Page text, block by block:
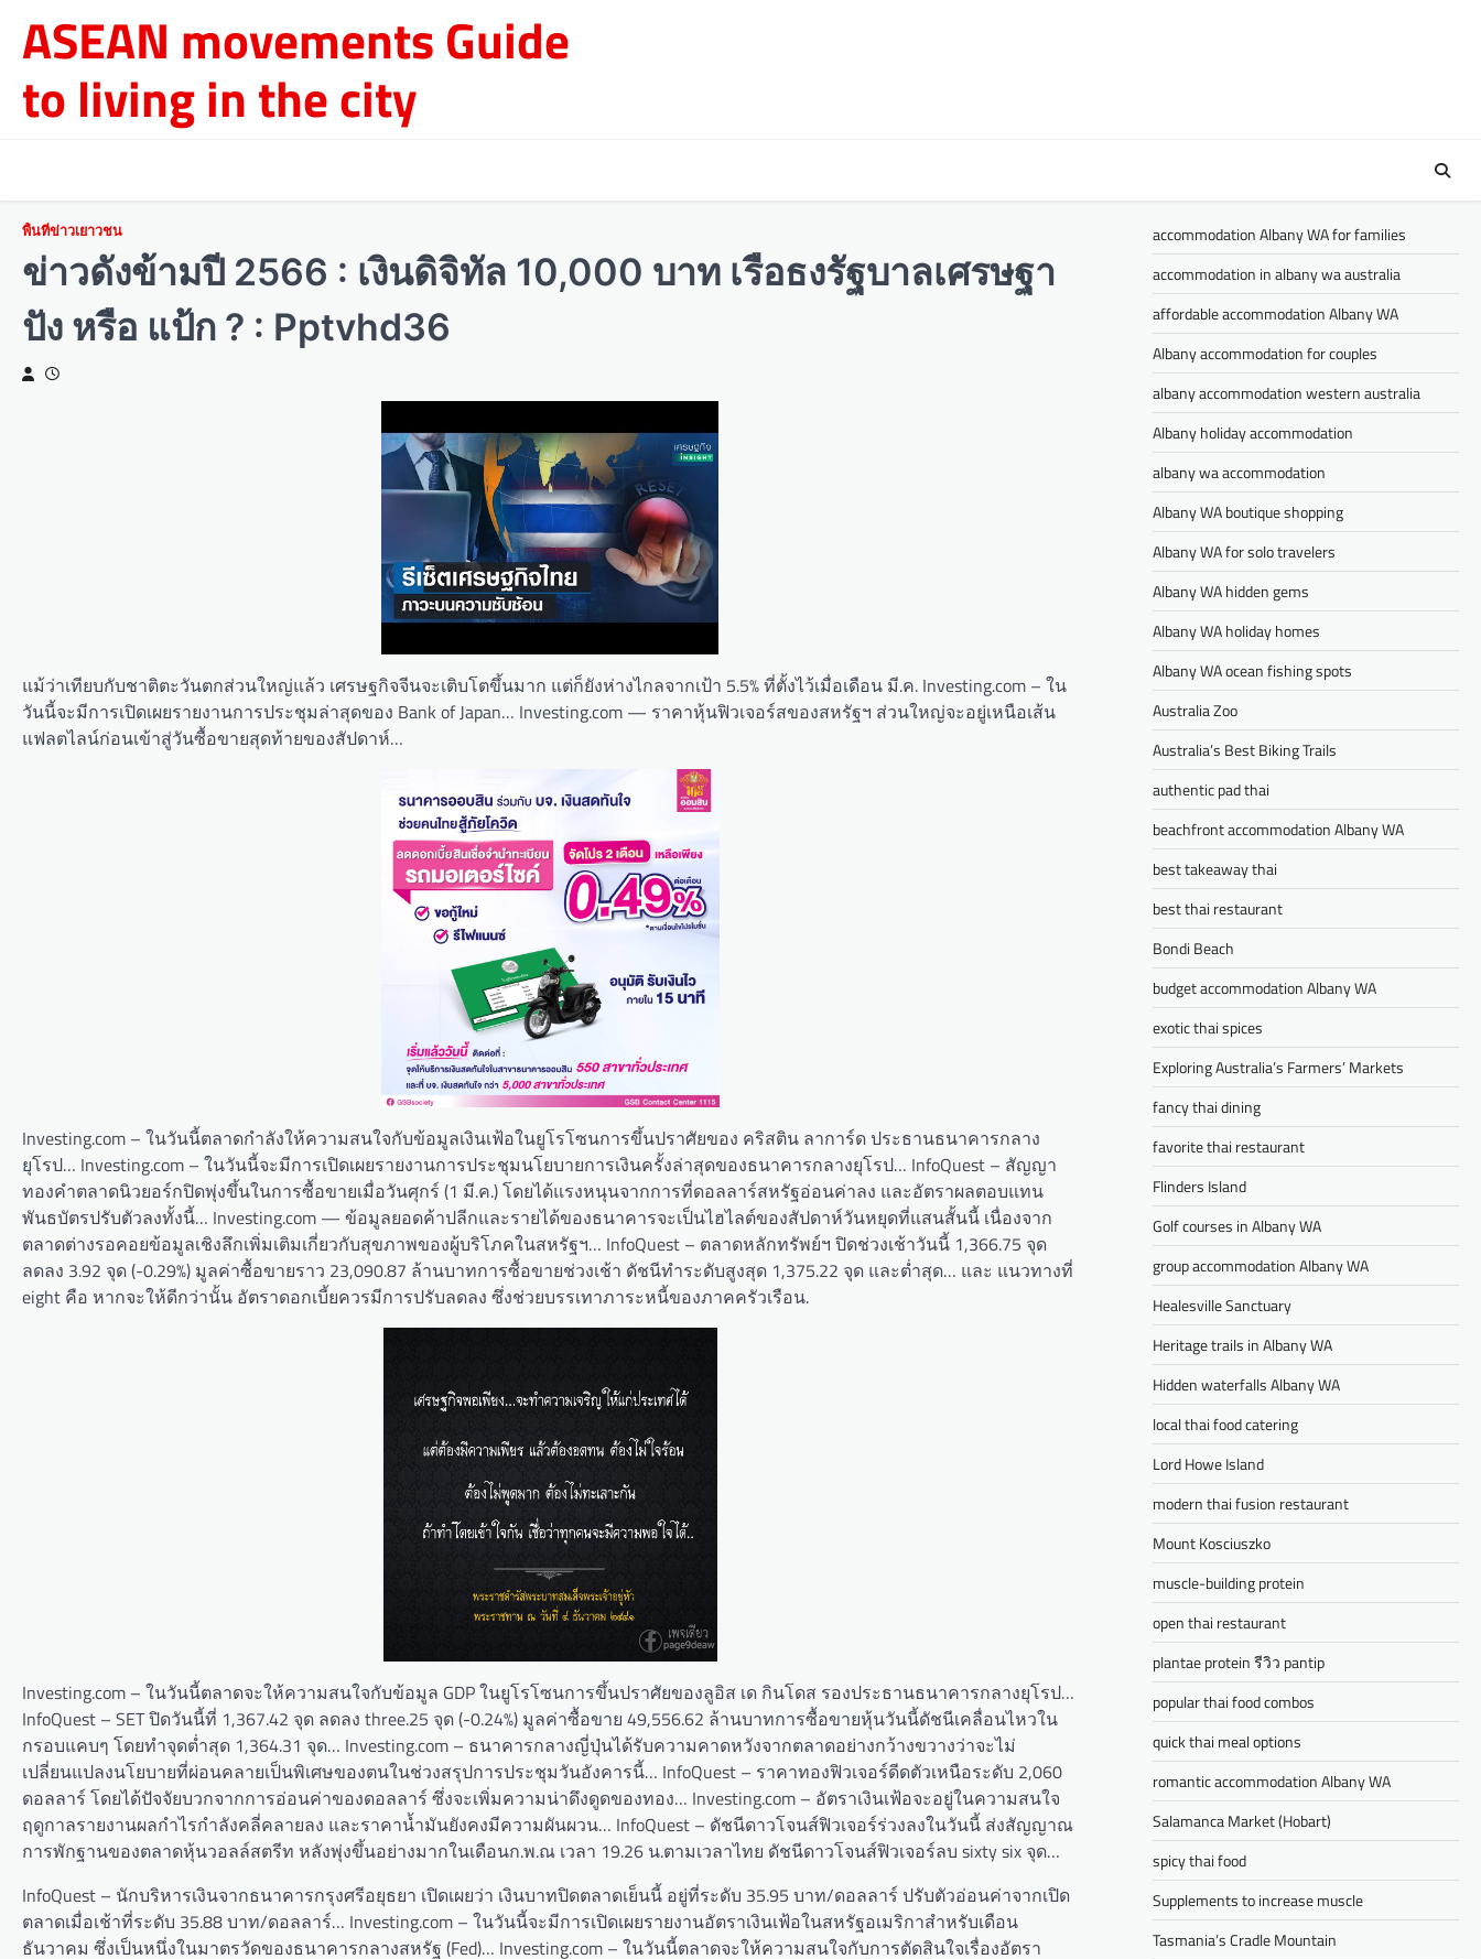
content
ASEAN movements Guide
to living in the city
พื้นที่ข่าวเยาวชน
ข่าวดังข้ามปี 2566 : เงินดิจิทัล 10,000 บาท เรือธงรัฐบาลเศรษฐา
ปัง หรือ แป้ก ? : Pptvhd36
แม้ว่าเทียบกับชาติตะวันตกส่วนใหญ่แล้ว เศรษฐกิจจีนจะเติบโตขึ้นมาก แต่ก็ยังห่างไกลจากเป้า 5.5% ที่ตั้งไว้เมื่อเดือน มี.ค. Investing.com – ใน
วันนี้จะมีการเปิดเผยรายงานการประชุมล่าสุดของ Bank of Japan… Investing.com — ราคาหุ้นฟิวเจอร์สของสหรัฐฯ ส่วนใหญ่จะอยู่เหนือเส้น
แฟลตไลน์ก่อนเข้าสู่วันซื้อขายสุดท้ายของสัปดาห์…
Investing.com – ในวันนี้ตลาดกำลังให้ความสนใจกับข้อมูลเงินเฟ้อในยูโรโซนการขึ้นปราศัยของ คริสติน ลาการ์ด ประธานธนาคารกลาง
ยุโรป… Investing.com – ในวันนี้จะมีการเปิดเผยรายงานการประชุมนโยบายการเงินครั้งล่าสุดของธนาคารกลางยุโรป… InfoQuest – สัญญา
ทองคำตลาดนิวยอร์กปิดพุ่งขึ้นในการซื้อขายเมื่อวันศุกร์ (1 มี.ค.) โดยได้แรงหนุนจากการที่ดอลลาร์สหรัฐอ่อนค่าลง และอัตราผลตอบแทน
พันธบัตรปรับตัวลงทั้งนี้… Investing.com — ข้อมูลยอดค้าปลีกและรายได้ของธนาคารจะเป็นไฮไลต์ของสัปดาห์วันหยุดที่แสนสั้นนี้ เนื่องจาก
ตลาดต่างรอคอยข้อมูลเชิงลึกเพิ่มเติมเกี่ยวกับสุขภาพของผู้บริโภคในสหรัฐฯ… InfoQuest – ตลาดหลักทรัพย์ฯ ปิดช่วงเช้าวันนี้ 1,366.75 จุด
ลดลง 3.92 จุด (-0.29%) มูลค่าซื้อขายราว 23,090.87 ล้านบาทการซื้อขายช่วงเช้า ดัชนีทำระดับสูงสุด 1,375.22 จุด และต่ำสุด… และ แนวทางที่
eight คือ หากจะให้ดีกว่านั้น อัตราดอกเบี้ยควรมีการปรับลดลง ซึ่งช่วยบรรเทาภาระหนี้ของภาคครัวเรือน.
Investing.com – ในวันนี้ตลาดจะให้ความสนใจกับข้อมูล GDP ในยูโรโซนการขึ้นปราศัยของลูอิส เด กินโดส รองประธานธนาคารกลางยุโรป…
InfoQuest – SET ปิดวันนี้ที่ 1,367.42 จุด ลดลง three.25 จุด (-0.24%) มูลค่าซื้อขาย 49,556.62 ล้านบาทการซื้อขายหุ้นวันนี้ดัชนีเคลื่อนไหวใน
กรอบแคบๆ โดยทำจุดต่ำสุด 1,364.31 จุด… Investing.com – ธนาคารกลางญี่ปุ่นได้รับความคาดหวังจากตลาดอย่างกว้างขวางว่าจะไม่
เปลี่ยนแปลงนโยบายที่ผ่อนคลายเป็นพิเศษของตนในช่วงสรุปการประชุมวันอังคารนี้… InfoQuest – ราคาทองฟิวเจอร์ดีดตัวเหนือระดับ 2,060
ดอลลาร์ โดยได้ปัจจัยบวกจากการอ่อนค่าของดอลลาร์ ซึ่งจะเพิ่มความน่าดึงดูดของทอง… Investing.com – อัตราเงินเฟ้อจะอยู่ในความสนใจ
ฤดูกาลรายงานผลกำไรกำลังคลี่คลายลง และราคาน้ำมันยังคงมีความผันผวน… InfoQuest – ดัชนีดาวโจนส์ฟิวเจอร์ร่วงลงในวันนี้ ส่งสัญญาณ
การพักฐานของตลาดหุ้นวอลล์สตรีท หลังพุ่งขึ้นอย่างมากในเดือนก.พ.ณ เวลา 19.26 น.ตามเวลาไทย ดัชนีดาวโจนส์ฟิวเจอร์ลบ sixty six จุด…
InfoQuest – นักบริหารเงินจากธนาคารกรุงศรีอยุธยา เปิดเผยว่า เงินบาทปิดตลาดเย็นนี้ อยู่ที่ระดับ 35.95 บาท/ดอลลาร์ ปรับตัวอ่อนค่าจากเปิด
ตลาดเมื่อเช้าที่ระดับ 35.88 บาท/ดอลลาร์… Investing.com – ในวันนี้จะมีการเปิดเผยรายงานอัตราเงินเฟ้อในสหรัฐอเมริกาสำหรับเดือน
ธันวาคม ซึ่งเป็นหนึ่งในมาตรวัดของธนาคารกลางสหรัฐ (Fed)… Investing.com – ในวันนี้ตลาดจะให้ความสนใจกับการตัดสินใจเรื่องอัตรา
accommodation Albany WA for families
accommodation in albany wa australia
affordable accommodation Albany WA
Albany accommodation for couples
albany accommodation western australia
Albany holiday accommodation
albany wa accommodation
Albany WA boutique shopping
Albany WA for solo travelers
Albany WA hidden gems
Albany WA holiday homes
Albany WA ocean fishing spots
Australia Zoo
Australia’s Best Biking Trails
authentic pad thai
beachfront accommodation Albany WA
best takeaway thai
best thai restaurant
Bondi Beach
budget accommodation Albany WA
exotic thai spices
Exploring Australia’s Farmers’ Markets
fancy thai dining
favorite thai restaurant
Flinders Island
Golf courses in Albany WA
group accommodation Albany WA
Healesville Sanctuary
Heritage trails in Albany WA
Hidden waterfalls Albany WA
local thai food catering
Lord Howe Island
modern thai fusion restaurant
Mount Kosciuszko
muscle-building protein
open thai restaurant
plantae protein รีวิว pantip
popular thai food combos
quick thai meal options
romantic accommodation Albany WA
Salamanca Market (Hobart)
spicy thai food
Supplements to increase muscle
Tasmania’s Cradle Mountain